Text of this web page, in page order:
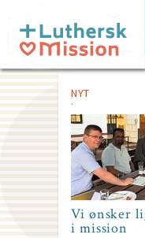
main
content
NYT
Vi ønsker
i mission